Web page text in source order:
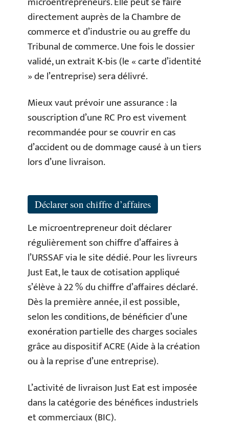
directement auprès de la Chambre de
commerce et d’industrie ou au greffe du
Tribunal de commerce. Une fois le dossier
validé, un extrait K-bis (le « carte d’identité
» de l’entreprise) sera délivré.
Mieux vaut prévoir une assurance : la
souscription d’une RC Pro est vivement
recommandée pour se couvrir en cas
d’accident ou de dommage causé à un tiers
lors d’une livraison.
Déclarer son chiffre d’affaires
Le microentrepreneur doit déclarer
régulièrement son chiffre d’affaires à
l’URSSAF via le site dédié. Pour les livreurs
Just Eat, le taux de cotisation appliqué
s’élève à 22 % du chiffre d’affaires déclaré.
Dès la première année, il est possible,
selon les conditions, de bénéficier d’une
exonération partielle des charges sociales
grâce au dispositif ACRE (Aide à la création
ou à la reprise d’une entreprise).
L’activité de livraison Just Eat est imposée
dans la catégorie des bénéfices industriels
et commerciaux (BIC).